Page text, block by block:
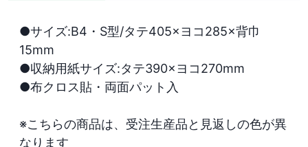
●サイズ:B4・S型/タテ405×ヨコ285×背巾
15mm
●収納用紙サイズ:タテ390×ヨコ270mm
●布クロス貼・両面パット入
※こちらの商品は、受注生産品と見返しの色が異
なります